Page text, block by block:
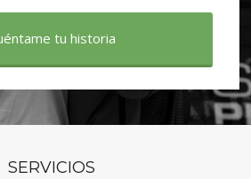
tu historia
SERVICIOS